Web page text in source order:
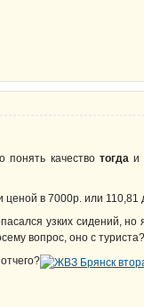
понять качество тогдаи
в 7000р. или 110,81
узких сидений,
вопрос, оно с туриста?